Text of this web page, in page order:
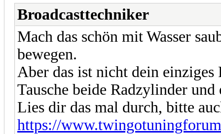
Broadcasttechniker
Mach das schön mit Wasser
bewegen.
Aber das ist nicht dein einziges
Tausche beide Radzylinder und
Lies dir das mal durch, bitte
https://